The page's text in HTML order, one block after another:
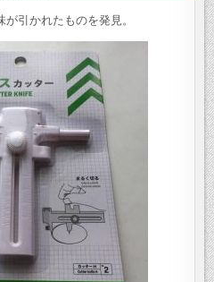
引かれたものを発見。